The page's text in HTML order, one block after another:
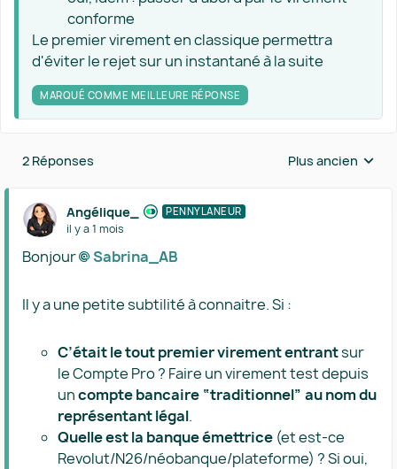
conforme
Le premier virement en classique permettra
d'éviter le rejet sur un instantané à la suite
MARQUÉ COMME MEILLEURE RÉPONSE
2 Réponses Réponses triées
Plus ancien
Angélique_ PENNYLANEUR
il y a 1 mois
Bonjour Sabrina_AB​
Il y a une petite subtilité à connaitre. Si :
C’était le tout premier virement entrantsur
le Compte Pro ? Faire un virement test depuis
uncompte bancaire “traditionnel” au nom du
représentant légal.
Quelle est la banque émettrice (et est-ce
Revolut/N26/néobanque/plateforme) ? Si oui,